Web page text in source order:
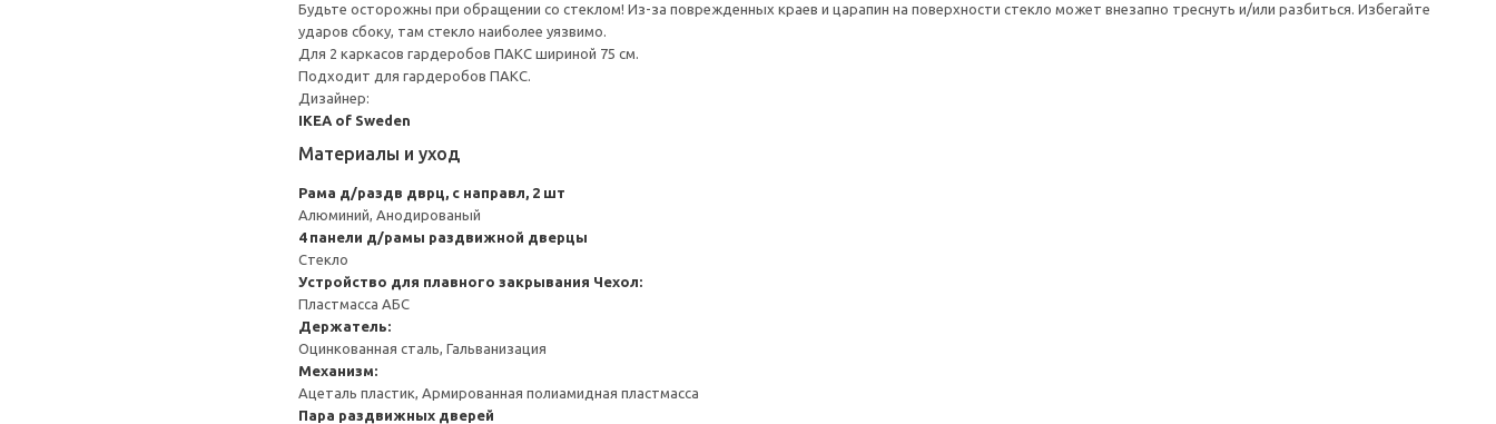
Будьте осторожны при обращении со стеклом! Из-за поврежденных краев и царапин на поверхности стекло может внезапно треснуть и/или разбиться. Избегайте
ударов сбоку, там стекло наиболее уязвимо.
Для 2 каркасов гардеробов ПАКС шириной 75 см.
Подходит для гардеробов ПАКС.
Дизайнер:
IKEA of Sweden
Материалы и уход
Рама д/раздв дврц, с направл, 2 шт
Алюминий, Анодированый
4 панели д/рамы раздвижной дверцы
Стекло
Устройство для плавного закрывания Чехол:
Пластмасса АБС
Держатель:
Оцинкованная сталь, Гальванизация
Механизм:
Ацеталь пластик, Армированная полиамидная пластмасса
Пара раздвижных дверей